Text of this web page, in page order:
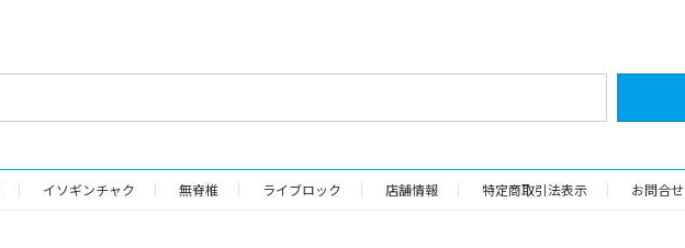
イソギンチャク 無脊椎 ライブロック 店舗情報 特定商取引法表示 お問合せ